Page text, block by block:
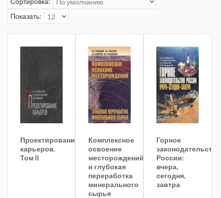
Показать:
Проектирование
карьеров.
Том II
Комплексное
освоение
месторождений
и глубокая
переработка
минерального
сырья
Горное
законодательство
России:
вчера,
сегодня,
завтра